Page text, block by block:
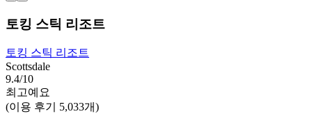
토킹 스틱 리조트
토킹 스틱 리조트
Scottsdale
9.4/10
최고예요
(이용 후기 5,033개)